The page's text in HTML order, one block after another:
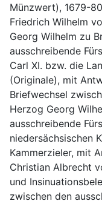
Münzwert), 1679-
Friedrich Wilhelm
Georg Wilhelm zu
ausschreibende
Carl XI. bzw. die
(Originale), mit
Briefwechsel
Herzog Georg
ausschreibende
niedersächsischen
Kammerzieler, mit
Christian Albrecht
und
zwischen den